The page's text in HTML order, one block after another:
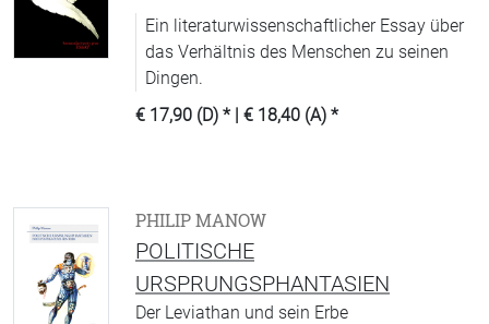
Ein literaturwissenschaftlicher Essay über
das Verhältnis des Menschen zu seinen
Dingen.
€ 17,90 (D) * | € 18,40 (A) *
PHILIP MANOW
POLITISCHE
URSPRUNGSPHANTASIEN
Der Leviathan und sein Erbe